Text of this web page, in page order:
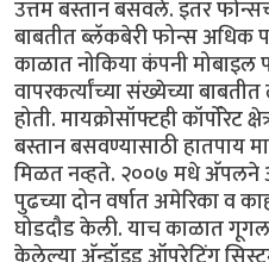
उत्तम बस्तान बसवले. इतर
बाबतीत ब्लॅकबेरी फोन्स अधिक
काळात नोकिया कंपनी मोबाइल
वापरकर्त्यांच्या संख्येच्या
होती. मायक्रोसॉफ्टही कॉर्पोरेट
बस्तान बसवण्यासाठी हातपाय
मिळत नव्हते. २००७ मधे
पुढच्या दोन वर्षात अमेरिका व
घोडदौड केली. याच काळात